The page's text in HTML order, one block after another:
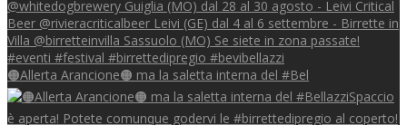
🟠Allerta Arancione🟠 ma la saletta interna del #Bel